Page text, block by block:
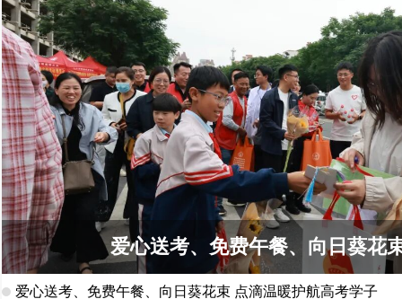
爱心送考、免费午餐、向日葵花
爱心送考、免费午餐、向日葵花束 点滴温暖护航高考学子